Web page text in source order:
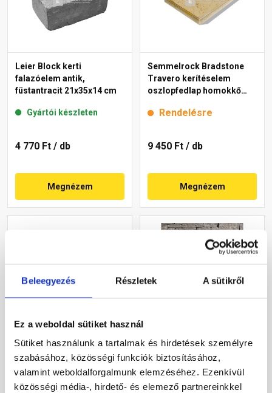
Beleegyezés Részletek A sütikről
Ez a weboldal sütiket használ
Sütiket használunk a tartalmak és hirdetések személyre
szabásához, közösségi funkciók biztosításához,
valamint weboldalforgalmunk elemzéséhez. Ezenkívül
közösségi média-, hirdető- és elemező partnereinkkel
Leier Block kerti
falazóelem antik,
füstantracit 21x35x14 cm
Gyártói készleten
4 770 Ft / db
Megnézem
Semmelrock Bradstone
Travero kerítéselem
oszlopfedlap homokkő
Rendelésre
9 450 Ft / db
Megnézem
Semmelrock Castello
kerítéselem fedlap szürke-
Rendelésre
Pillérkorona, négy oldalon
hasított, füstantracit 24 cm
falhoz
Gyártói készleten